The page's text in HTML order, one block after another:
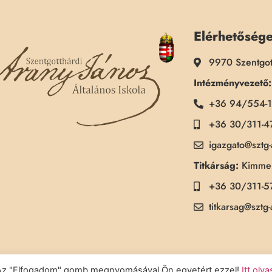
9970
Intézményvezető:
+36 94/554-
+36 30/311-
Titkárság:
+36 30/311-